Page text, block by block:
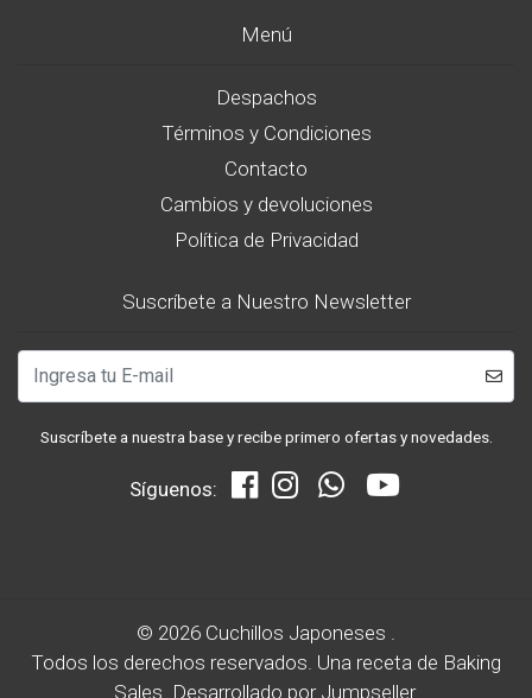
Menú
Despachos
Términos y Condiciones
Contacto
Cambios y devoluciones
Política de Privacidad
Suscríbete a Nuestro Newsletter
Suscríbete a nuestra base y recibe primero ofertas y novedades.
Síguenos:
© 2026 Cuchillos Japoneses .
Todos los derechos reservados. Una receta de Baking
Sales. Desarrollado por Jumpseller.